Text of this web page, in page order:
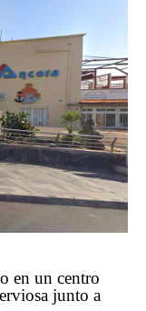
en un centro
junto a